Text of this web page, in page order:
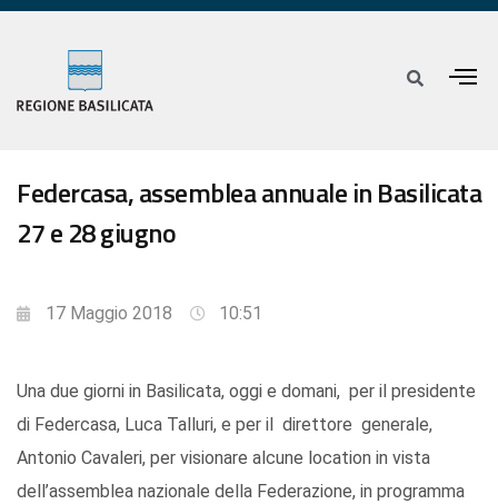
Federcasa, assemblea annuale in Basilicata
27 e 28 giugno
17 Maggio 2018 10:51
Una due giorni in Basilicata, oggi e domani, per il presidente
di Federcasa, Luca Talluri, e per il direttore generale,
Antonio Cavaleri, per visionare alcune location in vista
dell’assemblea nazionale della Federazione, in programma